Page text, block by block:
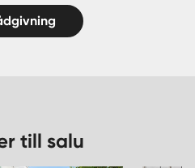
till salu